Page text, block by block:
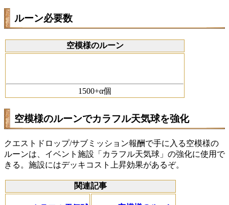
ルーン必要数
空模様のルーン
1500+α個
空模様のルーンでカラフル天気球を強化
クエストドロップ/サブミッション報酬で手に入る空模様の
ルーンは、イベント施設「カラフル天気球」の強化に使用で
きる。施設にはデッキコスト上昇効果があるぞ。
関連記事